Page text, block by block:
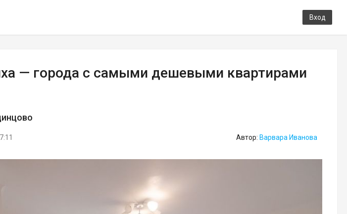
Вход
— города с самыми дешевыми квартирами
Автор: Варвара Иванова